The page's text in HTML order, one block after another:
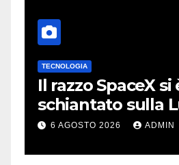
TECNOLOGIA
Il razzo SpaceX si
schiantato sulla
video virali erano
6 AGOSTO 2026 ADMIN